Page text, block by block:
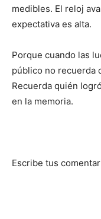
medibles. El reloj
expectativa es alta.
Porque cuando las
público no recuerda
Recuerda quién
en la memoria.
Escribe tus